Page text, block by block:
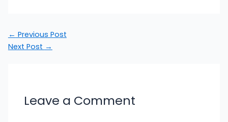
← Previous Post
Next Post →
Leave a Comment